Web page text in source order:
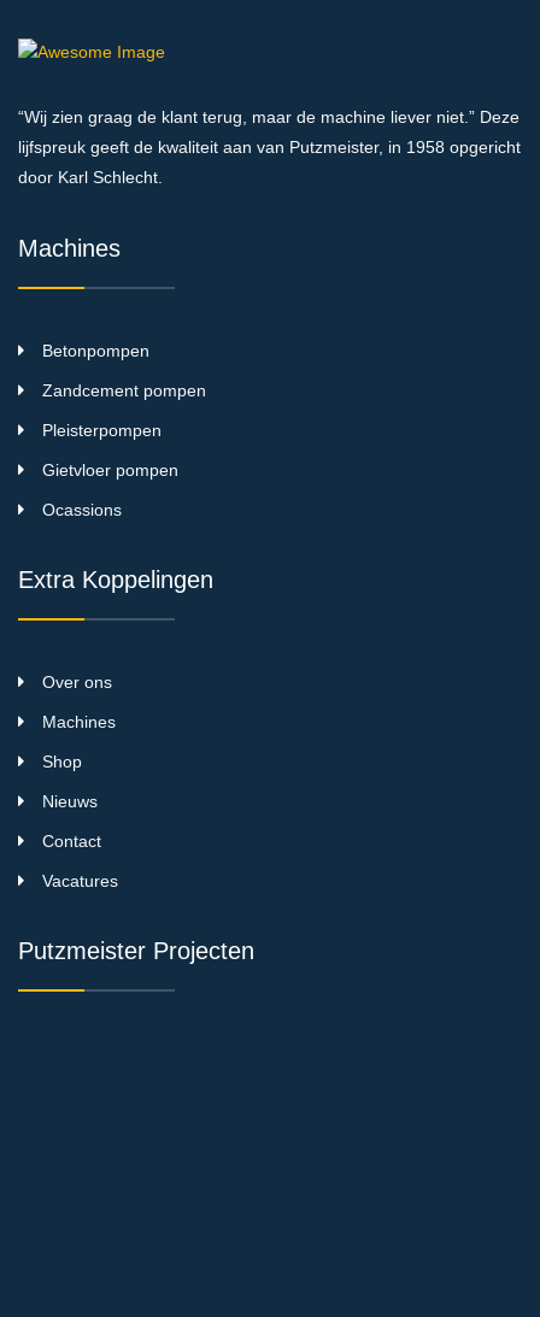
“Wij zien graag de klant terug, maar de machine liever niet.” Deze
lijfspreuk geeft de kwaliteit aan van Putzmeister, in 1958 opgericht
door Karl Schlecht.
Machines
Betonpompen
Zandcement pompen
Pleisterpompen
Gietvloer pompen
Ocassions
Extra Koppelingen
Over ons
Machines
Shop
Nieuws
Contact
Vacatures
Putzmeister Projecten